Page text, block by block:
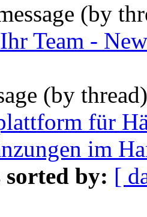
(by
Team -
(by
für
im
sorted by: [